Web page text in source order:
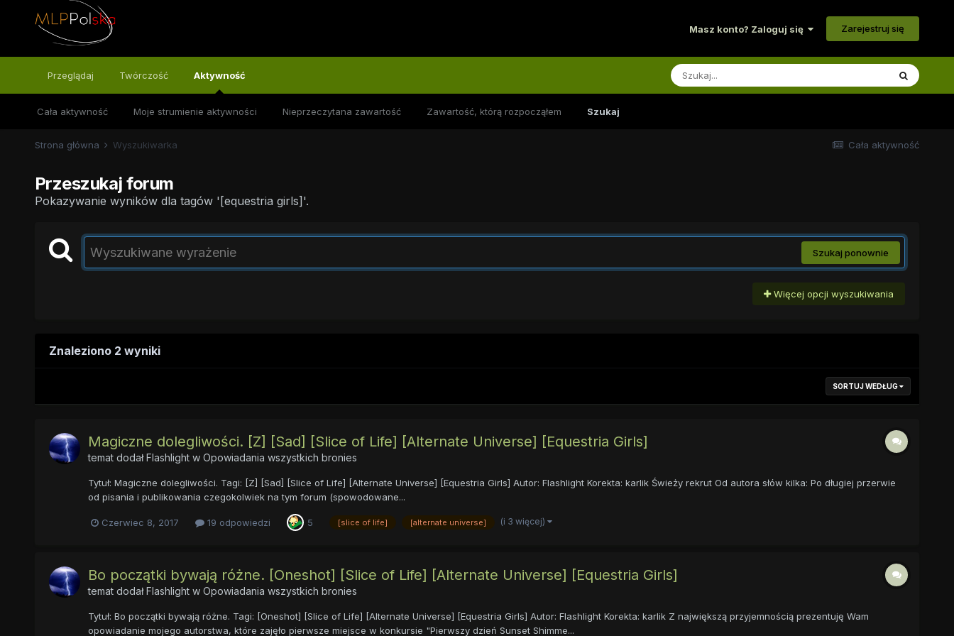
Masz konto? Zaloguj się Zarejestruj się
Przeglądaj Twórczość Aktywność
Cała aktywność Moje strumienie aktywności Nieprzeczytana zawartość Zawartość, którą rozpocząłem Szukaj
Cała aktywność
Strona główna Wyszukiwarka
Przeszukaj forum
Pokazywanie wyników dla tagów '[equestria girls]'.
Szukaj ponownie
Więcej opcji wyszukiwania
Znaleziono 2 wyniki
SORTUJ WEDŁUG
Magiczne dolegliwości. [Z] [Sad] [Slice of Life] [Alternate Universe] [Equestria Girls]
temat dodałFlashlightw Opowiadania wszystkich bronies
Tytuł: Magiczne dolegliwości. Tagi: [Z] [Sad] [Slice of Life] [Alternate Universe] [Equestria Girls] Autor: Flashlight Korekta: karlik Świeży rekrut Od autora słów kilka: Po długiej przerwie
od pisania i publikowania czegokolwiek na tym forum (spowodowane...
Czerwiec 8, 2017 19 odpowiedzi 5 [slice of life] [alternate universe] (i 3 więcej)
Bo początki bywają różne. [Oneshot] [Slice of Life] [Alternate Universe] [Equestria Girls]
temat dodałFlashlightw Opowiadania wszystkich bronies
Tytuł: Bo początki bywają różne. Tagi: [Oneshot] [Slice of Life] [Alternate Universe] [Equestria Girls] Autor: Flashlight Korekta: karlik Z największą przyjemnością prezentuję Wam
opowiadanie mojego autorstwa, które zajęło pierwsze miejsce w konkursie "Pierwszy dzień Sunset Shimme...